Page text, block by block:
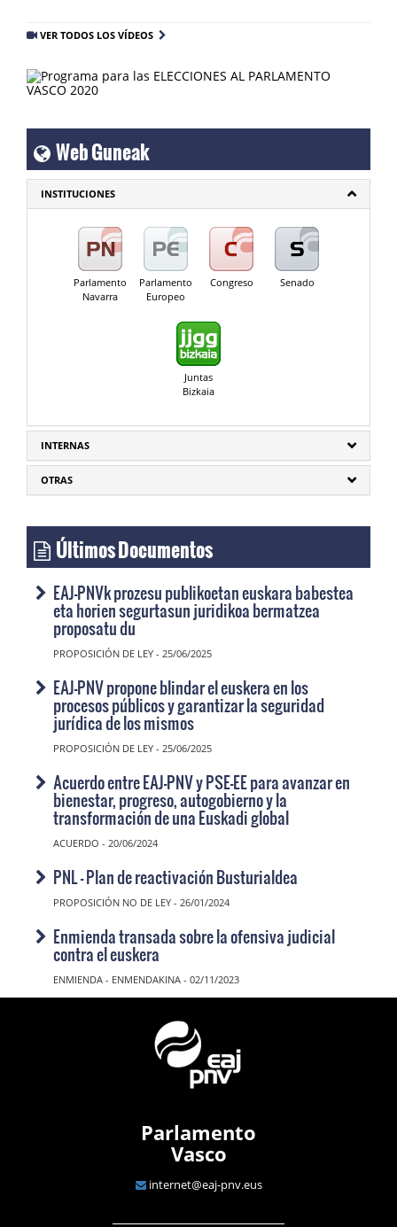
VER TODOS LOS VÍDEOS
Web Guneak
INSTITUCIONES
Parlamento
Navarra
Parlamento
Europeo
Congreso Senado
Juntas
Bizkaia
INTERNAS
OTRAS
Últimos Documentos
EAJ-PNVk prozesu publikoetan euskara babestea
eta horien segurtasun juridikoa bermatzea
proposatu du
PROPOSICIÓN DE LEY - 25/06/2025
EAJ-PNV propone blindar el euskera en los
procesos públicos y garantizar la seguridad
jurídica de los mismos
PROPOSICIÓN DE LEY - 25/06/2025
Acuerdo entre EAJ-PNV y PSE-EE para avanzar en
bienestar, progreso, autogobierno y la
transformación de una Euskadi global
ACUERDO - 20/06/2024
PNL - Plan de reactivación Busturialdea
PROPOSICIÓN NO DE LEY - 26/01/2024
Enmienda transada sobre la ofensiva judicial
contra el euskera
ENMIENDA - ENMENDAKINA - 02/11/2023
Parlamento
Vasco
internet@eaj-pnv.eus